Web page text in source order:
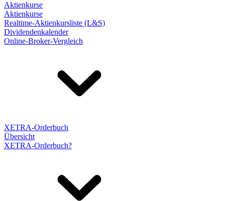
Aktienkurse
Aktienkurse
Realtime-Aktienkursliste (L&S)
Dividendenkalender
Online-Broker-Vergleich
XETRA-Orderbuch
Übersicht
XETRA-Orderbuch?